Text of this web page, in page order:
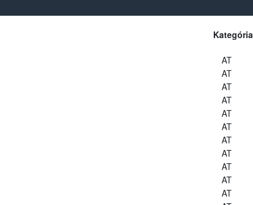
Kategória
AT
AT
AT
AT
AT
AT
AT
AT
AT
AT
AT